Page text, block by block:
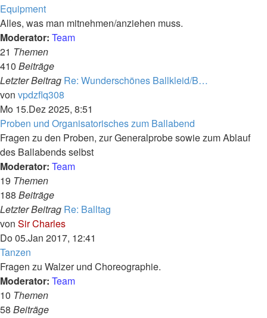
Equipment
Alles, was man mitnehmen/anziehen muss.
Moderator: Team
21 Themen
410 Beiträge
Letzter Beitrag Re: Wunderschönes Ballkleid/B…
von vpdzflq308
Beitrag
Mo 15.Dez 2025, 8:51
Proben und Organisatorisches zum Ballabend
Fragen zu den Proben, zur Generalprobe sowie zum Ablauf
des Ballabends selbst
Moderator: Team
19 Themen
188 Beiträge
Letzter Beitrag Re: Balltag
von Sir CharlesNeuester
Beitrag
Do 05.Jan 2017, 12:41
Tanzen
Fragen zu Walzer und Choreographie.
Moderator: Team
10 Themen
58 Beiträge